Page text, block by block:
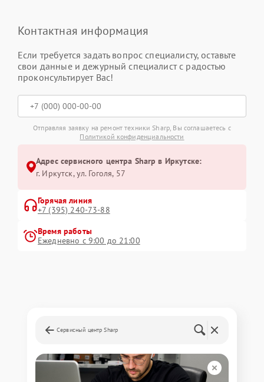
Контактная информация
Если требуется задать вопрос специалисту, оставьте
свои данные и дежурный специалист с радостью
проконсультирует Вас!
Отправляя заявку на ремонт техники Sharp, Вы соглашаетесь с
Политикой конфиденциальности
Адрес сервисного центра Sharp в Иркутске:
г. Иркутск, ул. ​Гоголя, 57
Горячая линия
+7 (395) 240-73-88
Время работы
Ежедневно с 9:00 до 21:00
Сервисный центр Sharp